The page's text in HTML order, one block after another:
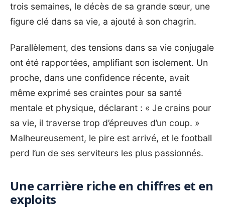
trois semaines, le décès de sa grande sœur, une
figure clé dans sa vie, a ajouté à son chagrin.
Parallèlement, des tensions dans sa vie conjugale
ont été rapportées, amplifiant son isolement. Un
proche, dans une confidence récente, avait
même exprimé ses craintes pour sa santé
mentale et physique, déclarant : « Je crains pour
sa vie, il traverse trop d’épreuves d’un coup. »
Malheureusement, le pire est arrivé, et le football
perd l’un de ses serviteurs les plus passionnés.
Une carrière riche en chiffres et en
exploits